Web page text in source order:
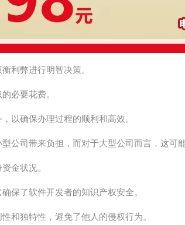
利弊进行明智决策。
必要花费。
以确保办理过程的顺利和高效。
公司带来负担，而对于大型公司而言，这可
金状况。
保了软件开发者的知识产权安全。
和独特性，避免了他人的侵权行为。